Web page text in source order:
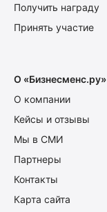
Получить награду
Принять участие
О «Бизнесменс.ру»
О компании
Кейсы и отзывы
Мы в СМИ
Партнеры
Контакты
Карта сайта